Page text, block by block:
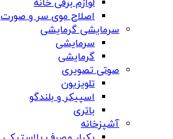
لوازم برقی خانه
اصلاح موی سر و صورت
سرمایشی گرمایشی
سرمایشی
گرمایشی
صوتی تصویری
تلویزیون
اسپیکر و بلندگو
باتری
آشپزخانه